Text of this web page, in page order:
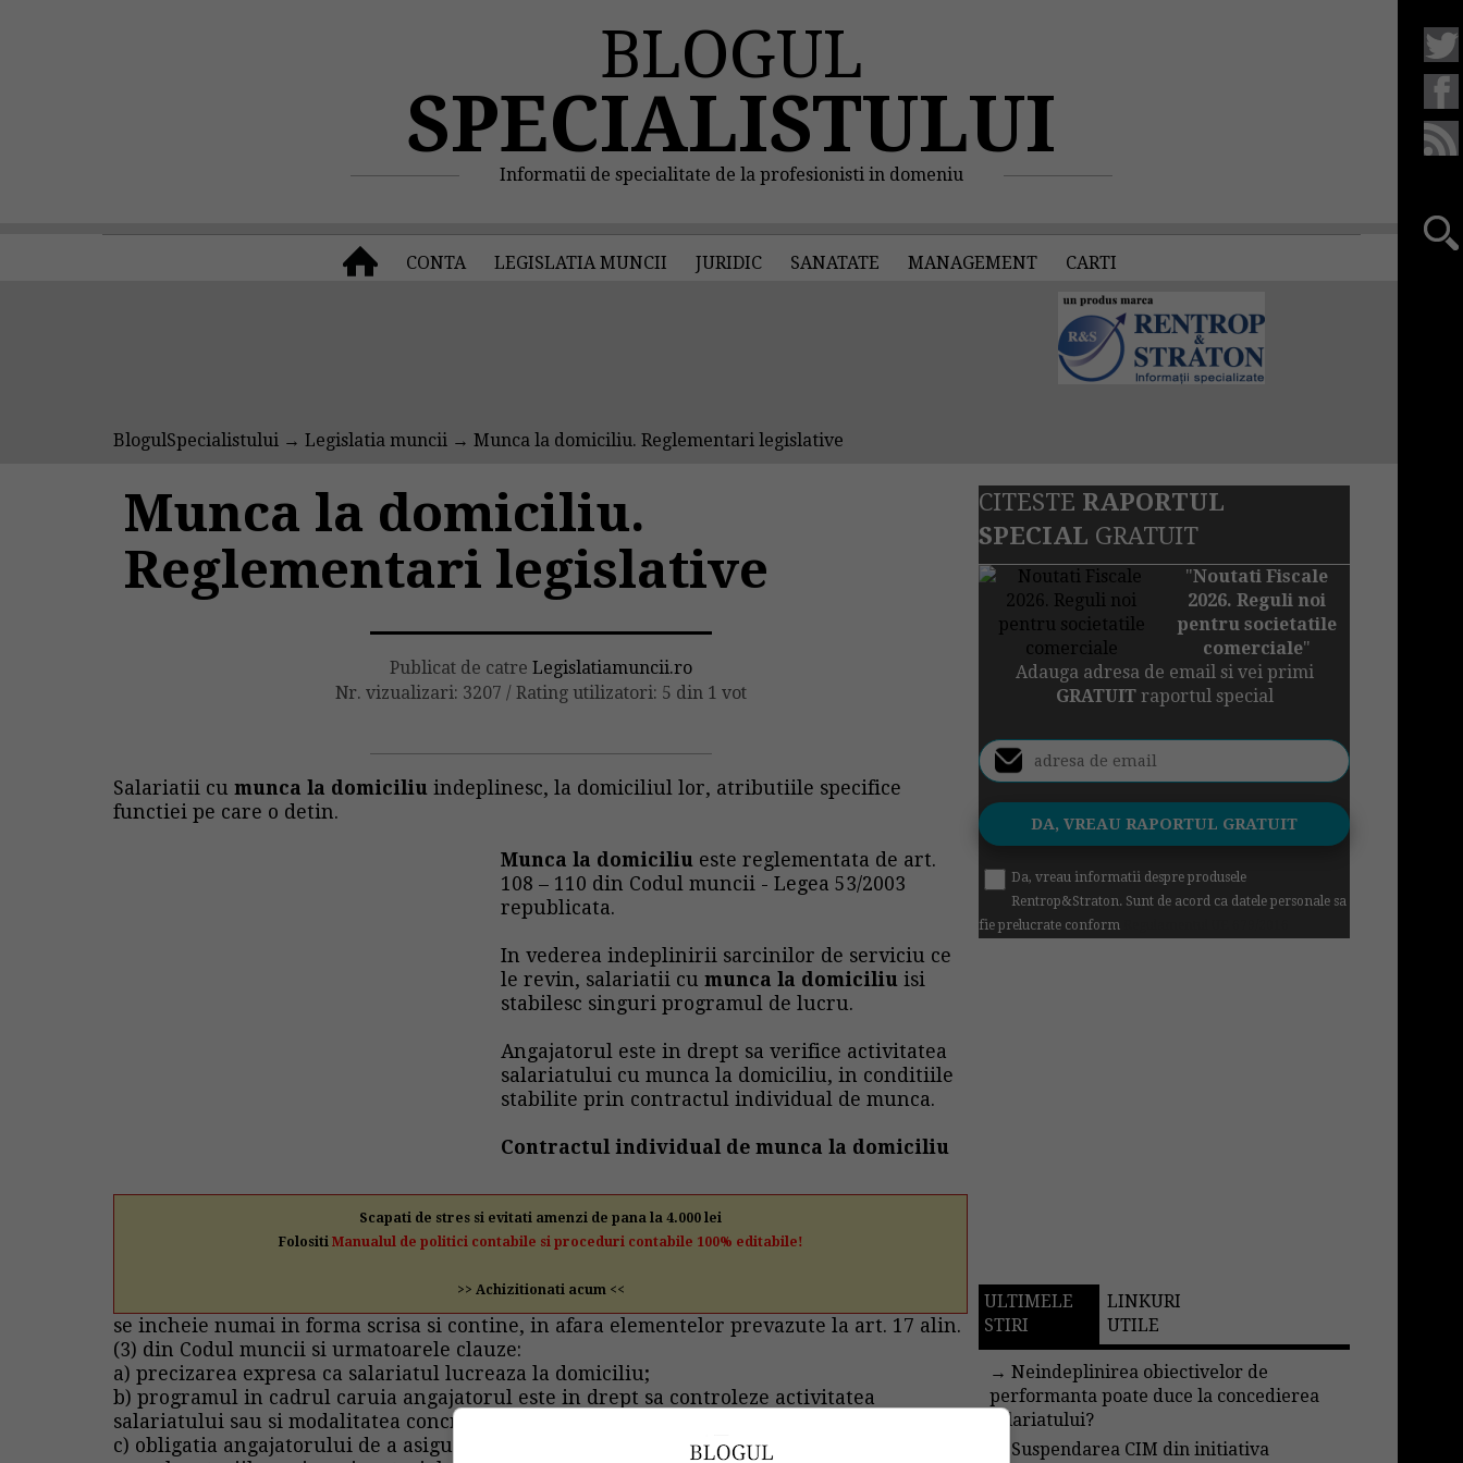
BLOGUL
SPECIALISTULUI
Informatii de specialitate de la profesionisti in domeniu
CONTA LEGISLATIA MUNCII JURIDIC SANATATE MANAGEMENT CARTI
BlogulSpecialistului →Legislatia muncii → Munca la domiciliu. Reglementari legislative
Munca la domiciliu.
Reglementari legislative
Publicat de catre Legislatiamuncii.ro
Nr. vizualizari: 3207 / Rating utilizatori: 5 din 1 vot
Salariatii cumunca la domiciliuindeplinesc, la domiciliul lor, atributiile specifice
functiei pe care o detin.
Munca la domiciliu este reglementata de art.
108 – 110 din Codul muncii - Legea 53/2003
republicata.
In vederea indeplinirii sarcinilor de serviciu ce
le revin, salariatii cumunca la domiciliu isi
stabilesc singuri programul de lucru.
Angajatorul este in drept sa verifice activitatea
salariatului cu munca la domiciliu, in conditiile
stabilite prin contractul individual de munca.
Scapati de stres si evitati amenzi de pana la 4.000 lei
Folositi Manualul de politici contabile si proceduri contabile 100% editabile!
>> Achizitionati acum <<
Contractul individual de munca la domiciliu
se incheie numai in forma scrisa si contine, in afara elementelor prevazute la art. 17 alin.
(3) din Codul muncii si urmatoarele clauze:
a) precizarea expresa ca salariatul lucreaza la domiciliu;
b) programul in cadrul caruia angajatorul este in drept sa controleze activitatea
salariatului sau si modalitatea concreta de realizare a controlului;
c) obligatia angajatorului de a asigura transportul la si de la domiciliul salariatului, dupa
CITESTE RAPORTUL
SPECIAL GRATUIT
"Noutati Fiscale
2026. Reguli noi
pentru societatile
comerciale"
Adauga adresa de email si vei primi
GRATUITraportul special
Da, vreau informatii despre produsele
Rentrop&Straton. Sunt de acord ca datele personale sa
fie prelucrate conform
ULTIMELE
STIRI
LINKURI
UTILE
→Neindeplinirea obiectivelor de
performanta poate duce la concedierea
salariatului?
Suspendarea CIM din initiativa